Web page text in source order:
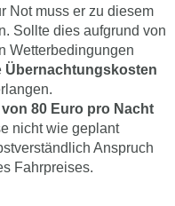
Not muss er zu diesem
Sollte dies aufgrund von
Wetterbedingungen
Übernachtungskosten
von 80 Euro pro Nacht
nicht wie geplant
Anspruch
Fahrpreises.